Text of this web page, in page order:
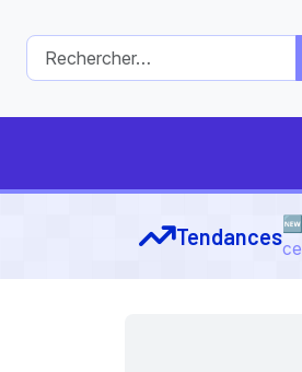
Tendances